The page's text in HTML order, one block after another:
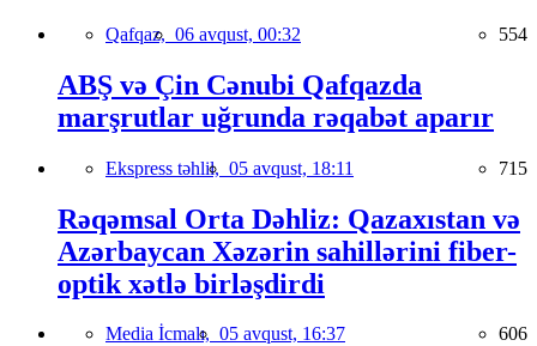
Qafqaz, 06 avqust, 00:32 554
ABŞ və Çin Cənubi Qafqazda
marşrutlar uğrunda rəqabət aparır
Ekspress təhlil, 05 avqust, 18:11 715
Rəqəmsal Orta Dəhliz: Qazaxıstan və
Azərbaycan Xəzərin sahillərini fiber-
optik xətlə birləşdirdi
Media İcmalı, 05 avqust, 16:37 606